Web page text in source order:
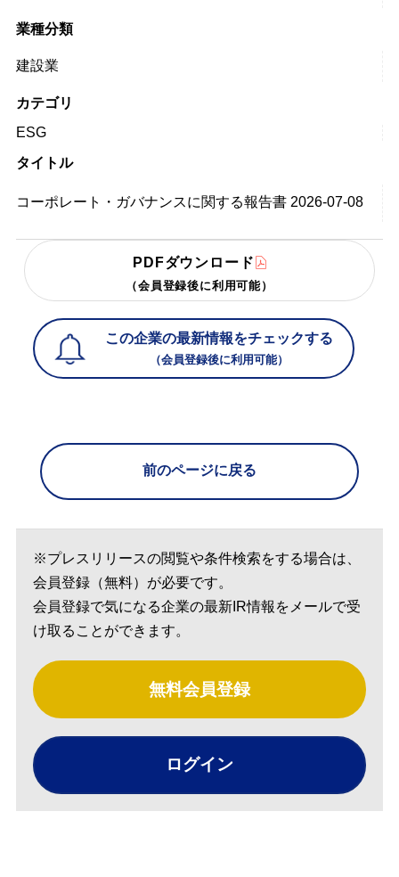
業種分類
建設業
カテゴリ
ESG
タイトル
コーポレート・ガバナンスに関する報告書 2026-07-08
PDFダウンロード
（会員登録後に利用可能）
この企業の最新情報をチェックする
（会員登録後に利用可能）
前のページに戻る
※プレスリリースの閲覧や条件検索をする場合は、
会員登録（無料）が必要です。
会員登録で気になる企業の最新IR情報をメールで受
け取ることができます。
無料会員登録
ログイン